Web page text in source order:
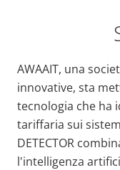
AWAAIT, una
innovative, sta
tecnologia che ha
tariffaria sui
DETECTOR
l'intelligenza